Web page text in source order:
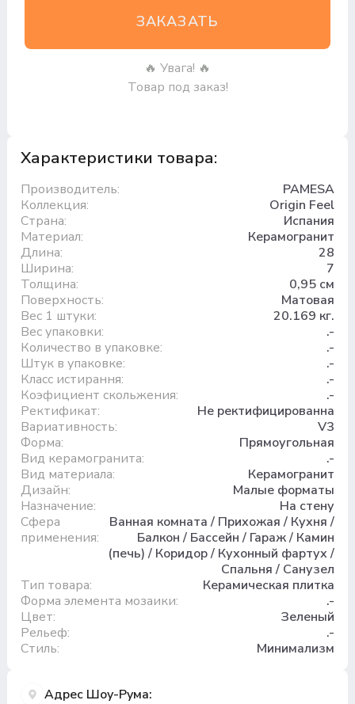
ЗАКАЗАТЬ
🔥 Увага! 🔥
Товар под заказ!
Характеристики товара:
Производитель:
PAMESA
Коллекция:
Origin Feel
Страна:
Испания
Материал:
Керамогранит
Длина:
28
Ширина:
7
Толщина:
0,95 см
Поверхность:
Матовая
Вес 1 штуки:
20.169 кг.
Вес упаковки:
.-
Количество в упаковке:
.-
Штук в упаковке:
.-
Класс истирання:
.-
Коэфициент скольжения:
.-
Ректификат:
Не ректифицированна
Вариативность:
V3
Форма:
Прямоугольная
Вид керамогранита:
.-
Вид материала:
Керамогранит
Дизайн:
Малые форматы
Назначение:
На стену
Сфера
применения:
Ванная комната / Прихожая / Кухня /
Балкон / Бассейн / Гараж / Камин
(печь) / Коридор / Кухонный фартух /
Спальня / Санузел
Тип товара:
Керамическая плитка
Форма элемента мозаики:
.-
Цвет:
Зеленый
Рельеф:
.-
Стиль:
Минимализм
Адрес Шоу-Рума: